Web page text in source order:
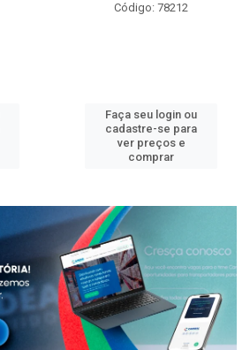
Código: 78212
Faça seu login ou
cadastre-se para
ver preços e
comprar